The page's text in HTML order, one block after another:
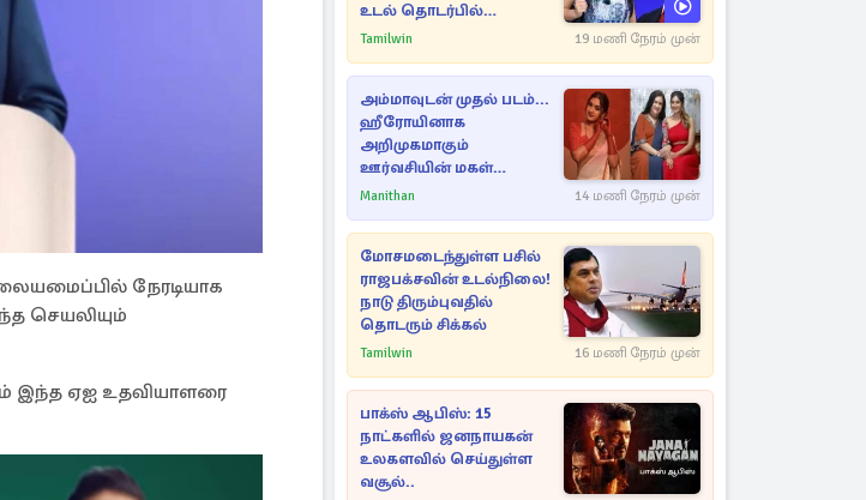
நேரடியாக
செயலியும்
இந்த ஏஐ உதவியாளரை
உடல் தொடர்பில்
நீதிமன்றத்தில் வெளியான
Tamilwin 19 மணி நேரம் முன்
அம்மாவுடன் முதல் படம்...
ஹீரோயினாக
அறிமுகமாகும்
ஊர்வசியின் மகள்
தேஜலட்சுமி!
Manithan 14 மணி நேரம் முன்
மோசமடைந்துள்ள பசில்
ராஜபக்சவின் உடல்நிலை!
நாடு திரும்புவதில்
தொடரும் சிக்கல்
Tamilwin 16 மணி நேரம் முன்
பாக்ஸ் ஆபிஸ்: 15
நாட்களில் ஜனநாயகன்
உலகளவில் செய்துள்ள
வசூல்..